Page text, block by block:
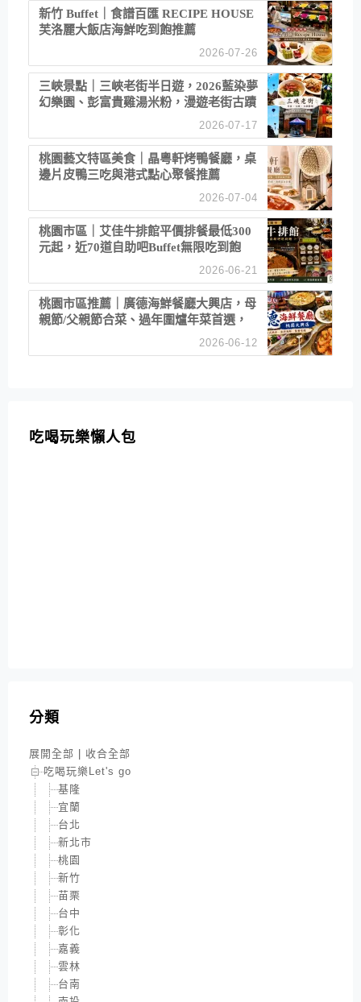
新竹 Buffet｜食譜百匯 RECIPE HOUSE
芙洛麗大飯店海鮮吃到飽推薦
2026-07-26
三峽景點｜三峽老街半日遊，2026藍染夢
幻樂園、彭富貴雞湯米粉，漫遊老街古蹟
2026-07-17
桃園藝文特區美食｜晶粵軒烤鴨餐廳，桌
邊片皮鴨三吃與港式點心聚餐推薦
2026-07-04
桃園市區｜艾佳牛排館平價排餐最低300
元起，近70道自助吧Buffet無限吃到飽
2026-06-21
桃園市區推薦｜廣德海鮮餐廳大興店，母
親節/父親節合菜、過年圍爐年菜首選，
2026-06-12
吃喝玩樂懶人包
分類
展開全部
收合全部
吃喝玩樂Let's go
基隆
宜蘭
台北
新北市
桃園
新竹
苗栗
台中
彰化
嘉義
雲林
台南